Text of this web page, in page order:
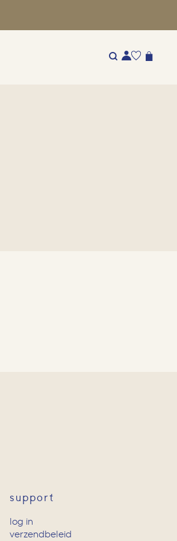
support
log in
verzendbeleid